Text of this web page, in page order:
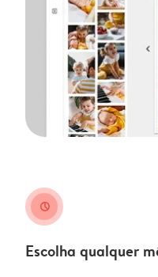
clock
Escolha qualquer